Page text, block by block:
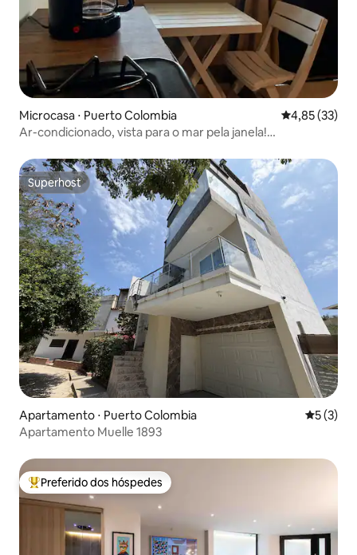
Microcasa ⋅ Puerto Colombia 4,85 de uma
4,85 (33)
Ar-condicionado, vista para o mar pela janela!
Superhost
Superhost
Apartamento ⋅ Puerto Colombia 5 de
5 (3)
Apartamento Muelle 1893
Entre os melhores preferidos dos hóspedes
Preferido dos hóspedes